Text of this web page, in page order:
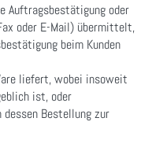
Auftragsbestätigung oder
oder E-Mail) übermittelt,
beim Kunden
liefert, wobei insoweit
ist, oder
dessen Bestellung zur